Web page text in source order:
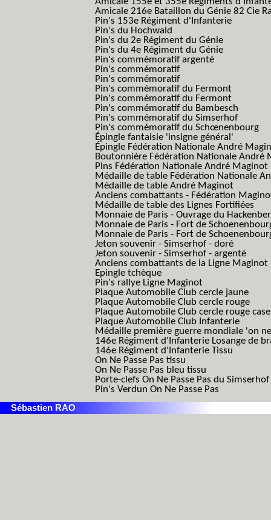
Amicale 216e Bataillon du Génie 82 Cie
Pin's 153e Régiment d'Infanterie
Pin's du Hochwald
Pin's du 2e Régiment du Génie
Pin's du 4e Régiment du Génie
Pin's commémoratif argenté
Pin's commémoratif
Pin's commémoratif
Pin's commémoratif du Fermont
Pin's commémoratif du Fermont
Pin's commémoratif du Bambesch
Pin's commémoratif du Simserhof
Pin's commémoratif du Schœnenbourg
Épingle fantaisie 'insigne général'
Épingle Fédération Nationale André
Boutonnière Fédération Nationale André
Pins Fédération Nationale André Maginot
Médaille de table Fédération Nationale
Médaille de table André Maginot
Anciens combattants - Fédération
Médaille de table des Lignes Fortifiées
Monnaie de Paris - Ouvrage du
Monnaie de Paris - Fort de
Monnaie de Paris - Fort de
Jeton souvenir - Simserhof - doré
Jeton souvenir - Simserhof - argenté
Anciens combattants de la Ligne Maginot
Epingle tchèque
Pin's rallye Ligne Maginot
Plaque Automobile Club cercle jaune
Plaque Automobile Club cercle rouge
Plaque Automobile Club cercle rouge
Plaque Automobile Club Infanterie
Médaille première guerre mondiale 'on
146e Régiment d'Infanterie Losange de
146e Régiment d'Infanterie Tissu
On Ne Passe Pas tissu
On Ne Passe Pas bleu tissu
Porte-clefs On Ne Passe Pas du Simserhof
Pin's Verdun On Ne Passe Pas
Sébastien RAO